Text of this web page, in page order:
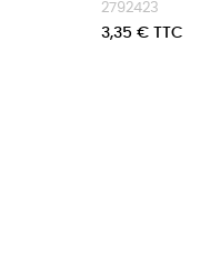
2792423
Prix
3,35 € TTC